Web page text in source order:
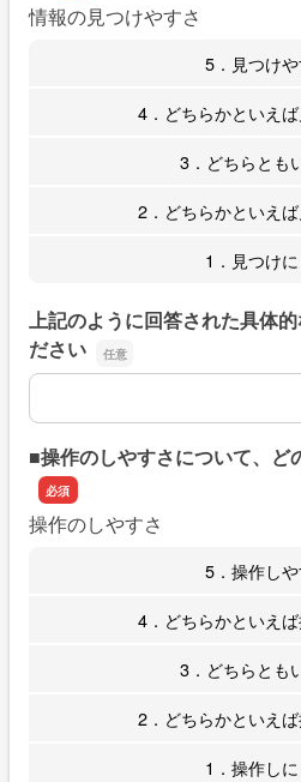
情報の見つけやすさ
5．見つけ
4．どちらかといえ
3．どちらとも
2．どちらかといえ
1．見つけ
上記のように回答された具体
ださい
上記のように回答された具体
■操作のしやすさについて、ど
操作のしやすさ
5．操作し
4．どちらかといえ
3．どちらとも
2．どちらかといえ
1．操作し